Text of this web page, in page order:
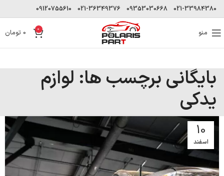
021-33984380
09353030668
021-36349376
09120755610
منو 0
0 تومان
بایگانی برچسب ها: لوازم
یدکی
10
اسفند